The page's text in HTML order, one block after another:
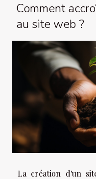
Comment
au site web ?
La création d'un